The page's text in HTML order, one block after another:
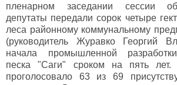
пленарном заседании сессии
депутаты передали сорок четыре
леса районному коммунальному
(руководитель Журавко Георгий
начала промышленной
песка "Саги" сроком на пять
проголосовало 63 из 69